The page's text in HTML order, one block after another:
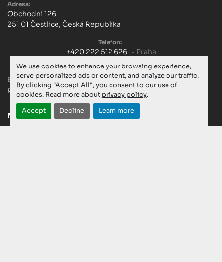
We use cookies to enhance your browsing experience,
serve personalized ads or content, and analyze our traffic.
By clicking "Accept All", you consent to our use of
cookies. Read more about privacy policy.
Accept Decline Learn more
Adresa:
Obchodní 126
251 01 Čestlice, Česká Republika
Telefon:
+420 222 512 626 - Praha
+420 603 299 756
- Servis
E-mail:
praha@formica-cz.cz
NOVÉ STROJE